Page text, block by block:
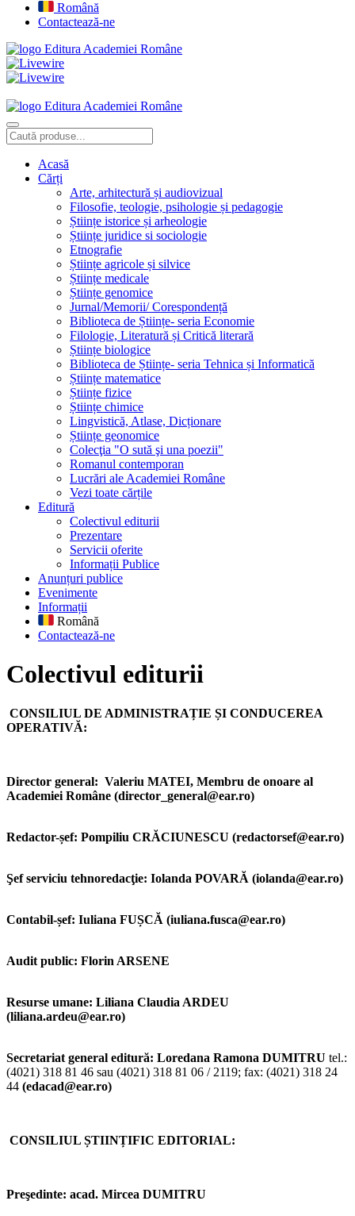
Română
Contactează-ne
Editura Academiei Române
Editura Academiei Române
Acasă
Cărți
Arte, arhitectură și audiovizual
Filosofie, teologie, psihologie și pedagogie
Științe istorice și arheologie
Științe juridice si sociologie
Etnografie
Științe agricole și silvice
Științe medicale
Științe genomice
Jurnal/Memorii/ Corespondență
Biblioteca de Științe- seria Economie
Filologie, Literatură și Critică literară
Științe biologice
Biblioteca de Științe- seria Tehnica și Informatică
Științe matematice
Științe fizice
Științe chimice
Lingvistică, Atlase, Dicționare
Științe geonomice
Colecţia "O sută şi una poezii"
Romanul contemporan
Lucrări ale Academiei Române
Vezi toate cărțile
Editură
Colectivul editurii
Prezentare
Servicii oferite
Informații Publice
Anunțuri publice
Evenimente
Informații
Română
Contactează-ne
Colectivul editurii
CONSILIUL DE ADMINISTRAȚIE ȘI CONDUCEREA
OPERATIVĂ:
Director general: Valeriu MATEI, Membru de onoare al
Academiei Române (director_general@ear.ro)
Redactor-șef: Pompiliu CRĂCIUNESCU (redactorsef@ear.ro)
Şef serviciu tehnoredacţie: Iolanda POVARĂ (iolanda@ear.ro)
Contabil-șef: Iuliana FUȘCĂ (iuliana.fusca@ear.ro)
Audit public: Florin ARSENE
Resurse umane: Liliana Claudia ARDEU
(liliana.ardeu@ear.ro)
Secretariat general editură: Loredana Ramona DUMITRU tel.:
(4021) 318 81 46 sau (4021) 318 81 06 / 2119; fax: (4021) 318 24
44 (edacad@ear.ro)
CONSILIUL ȘTIINȚIFIC EDITORIAL:
Preşedinte: acad. Mircea DUMITRU